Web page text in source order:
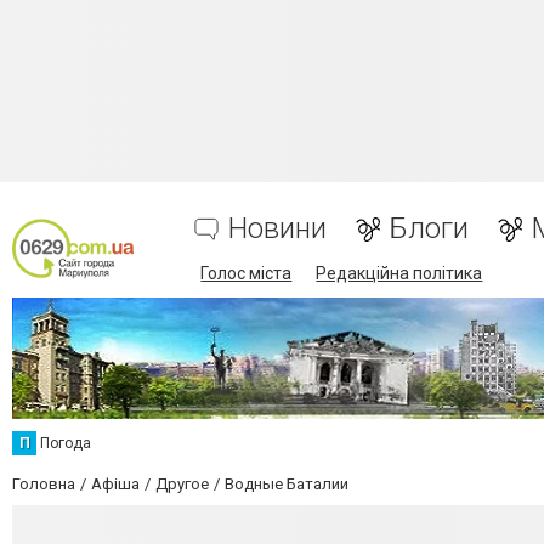
Новини Блоги
Голос міста Редакційна політика
П Погода
Головна Афіша Другое Водные Баталии